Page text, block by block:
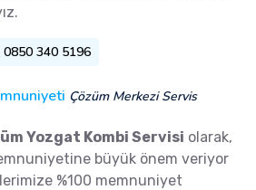
340 5196
Çözüm Merkezi Servis
Yozgat Kombi Servisi olarak,
büyük önem veriyor
%100 memnuniyet